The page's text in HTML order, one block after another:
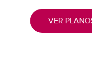
VER